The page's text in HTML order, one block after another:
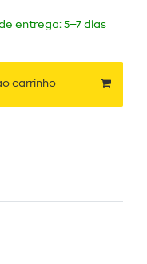
entrega: 5–7 dias
carrinho